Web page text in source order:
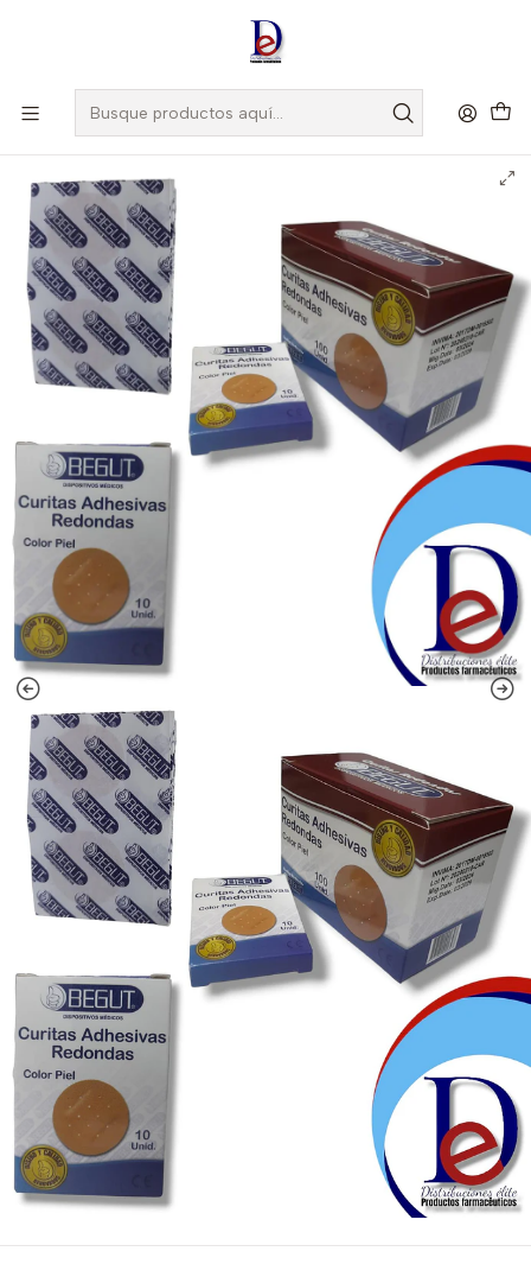
, Si eres nuevo regístrate
CURITAS ADHESIVAS REDONDAS PIEL X 100 - CURAS- BEGUT-UBI
29-E